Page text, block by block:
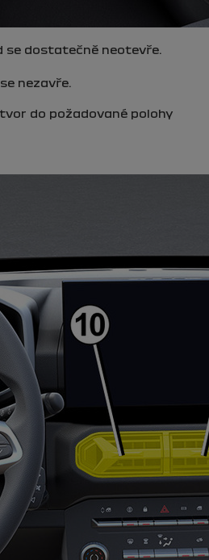
se dostatečně neotevře.
nezavře.
do požadované polohy